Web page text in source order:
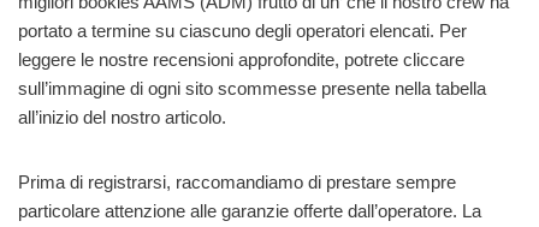
portato a termine su ciascuno degli operatori elencati. Per
leggere le nostre recensioni approfondite, potrete cliccare
sull’immagine di ogni sito scommesse presente nella tabella
all’inizio del nostro articolo.
Prima di registrarsi, raccomandiamo di prestare sempre
particolare attenzione alle garanzie offerte dall’operatore. La